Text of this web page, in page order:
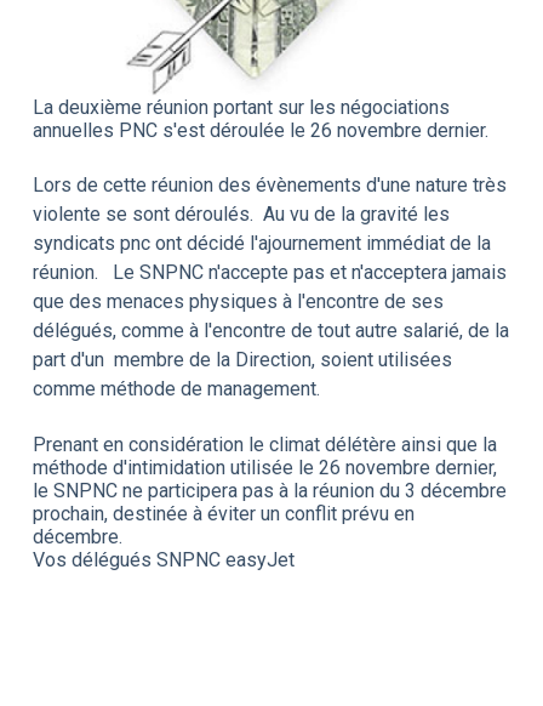
La deuxième réunion portant sur les négociations
annuelles PNC s'est déroulée le 26 novembre dernier.
Lors de cette réunion des évènements d'une nature très
violente se sont déroulés. Au vu de la gravité les
syndicats pnc ont décidé l'ajournement immédiat de la
réunion. Le SNPNC n'accepte pas et n'acceptera jamais
que des menaces physiques à l'encontre de ses
délégués, comme à l'encontre de tout autre salarié, de la
part d'un membre de la Direction, soient utilisées
comme méthode de management.
Prenant en considération le climat délétère ainsi que la
méthode d'intimidation utilisée le 26 novembre dernier,
le SNPNC ne participera pas à la réunion du 3 décembre
prochain, destinée à éviter un conflit prévu en
décembre.
Vos délégués SNPNC easyJet